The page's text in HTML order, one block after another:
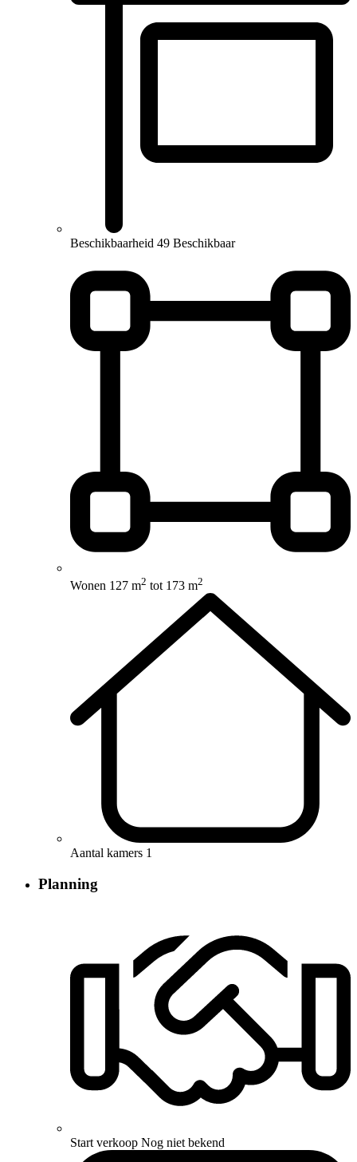
Beschikbaarheid 49 Beschikbaar
Wonen 127 m2 tot 173 m2
Aantal kamers 1
Planning
Start verkoop Nog niet bekend